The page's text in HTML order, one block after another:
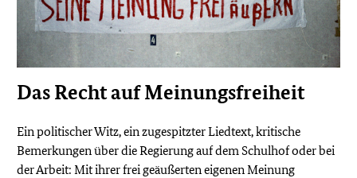
Das Recht auf Meinungsfreiheit
Ein politischer Witz, ein zugespitzter Liedtext, kritische
Bemerkungen über die Regierung auf dem Schulhof oder bei
der Arbeit: Mit ihrer frei geäußerten eigenen Meinung